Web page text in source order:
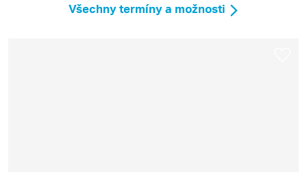
Všechny termíny a možnosti